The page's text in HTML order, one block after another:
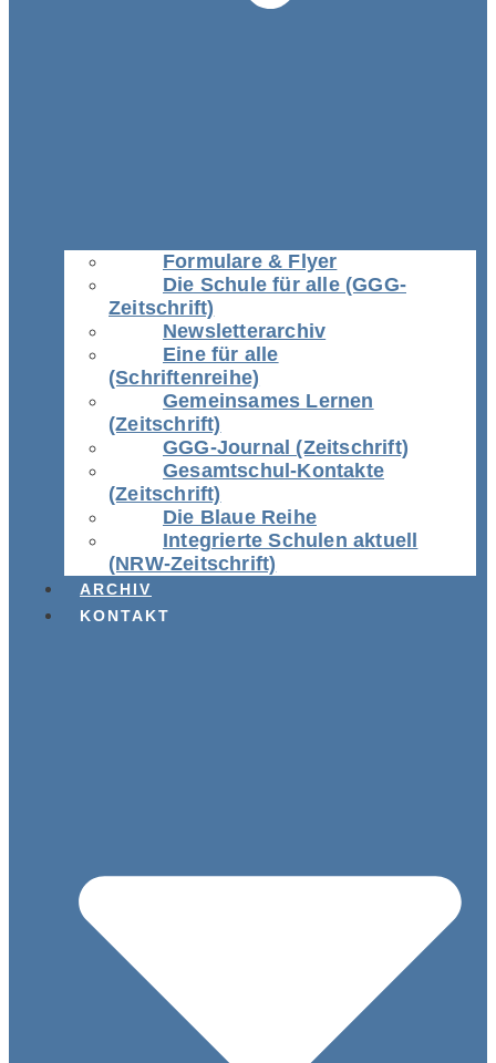
Formulare & Flyer
Die Schule für alle (GGG-
Zeitschrift)
Newsletterarchiv
Eine für alle
(Schriftenreihe)
Gemeinsames Lernen
(Zeitschrift)
GGG-Journal (Zeitschrift)
Gesamtschul-Kontakte
(Zeitschrift)
Die Blaue Reihe
Integrierte Schulen aktuell
(NRW-Zeitschrift)
ARCHIV
KONTAKT